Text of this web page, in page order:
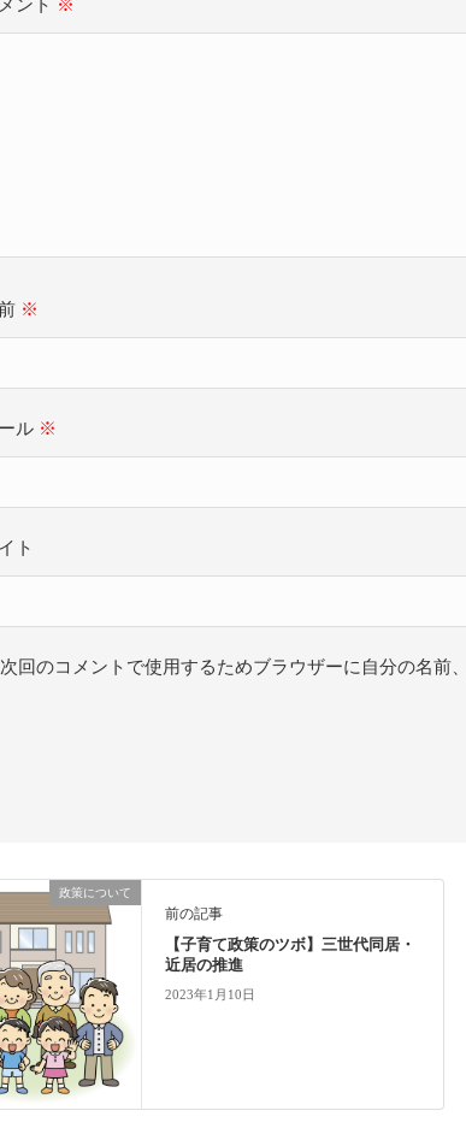
ント ※
※
ル ※
ト
次回のコメントで使用するためブラウザーに自分の名前
政策について
前の記事
【子育て政策のツボ】三世代同居・
近居の推進
2023年1月10日